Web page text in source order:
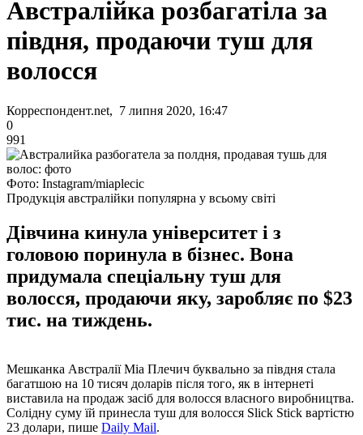
Австралійка розбагатіла за
півдня, продаючи туш для
волосся
Корреспондент.net, 7 липня 2020, 16:47
0
991
Фото: Instagram/miaplecic
Продукція австралійки популярна у всьому світі
Дівчина кинула університет і з
головою поринула в бізнес. Вона
придумала спеціальну туш для
волосся, продаючи яку, заробляє по $23
тис. на тиждень.
Мешканка Австралії Міа Плечич буквально за півдня стала
багатшою на 10 тисяч доларів після того, як в інтернеті
виставила на продаж засіб для волосся власного виробництва.
Солідну суму їй принесла туш для волосся Slick Stick вартістю
23 долари, пише Daily Mail.